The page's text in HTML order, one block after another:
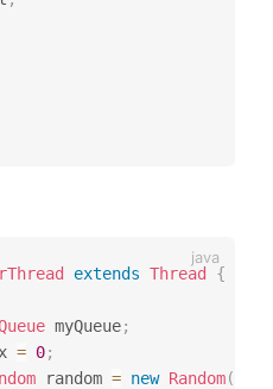
extends Thread {
myQueue;
= 0;
random = new Random(